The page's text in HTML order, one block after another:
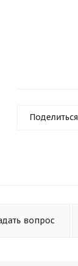
Поделиться
вопрос